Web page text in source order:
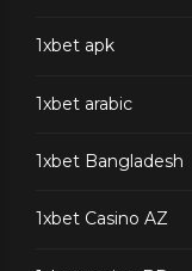
1xbet apk
1xbet arabic
1xbet Bangladesh
1xbet Casino AZ